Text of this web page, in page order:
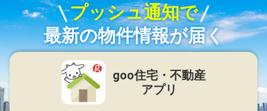
プッシュ通知で
最新の物件情報が届く
goo住宅・不動産
アプリ